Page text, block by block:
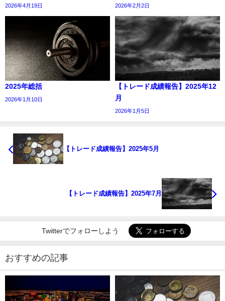
2026年4月19日 2026年2月2日
2025年総括
2026年1月10日
【トレード成績報告】2025年12
月
2026年1月5日
【トレード成績報告】2025年5月
【トレード成績報告】2025年7月
Twitterでフォローしよう
おすすめの記事